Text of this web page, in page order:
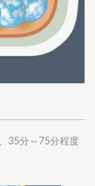
35分～75分程度